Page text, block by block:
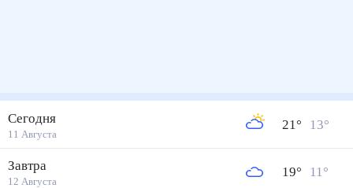
Сегодня
11 Августа
21° 13°
Завтра
12 Августа
19° 11°